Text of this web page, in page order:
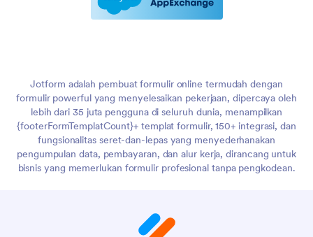
Jotform adalah pembuat formulir online termudah dengan
formulir powerful yang menyelesaikan pekerjaan, dipercaya oleh
lebih dari 35 juta pengguna di seluruh dunia, menampilkan
{footerFormTemplatCount}+ templat formulir, 150+ integrasi, dan
fungsionalitas seret-dan-lepas yang menyederhanakan
pengumpulan data, pembayaran, dan alur kerja, dirancang untuk
bisnis yang memerlukan formulir profesional tanpa pengkodean.